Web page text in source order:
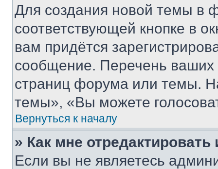
Для создания новой темы в
соответствующей кнопке в
вам придётся
сообщение. Перечень ваших
страниц форума или темы.
темы», «Вы можете
Вернуться к началу
» Как мне
Если вы не являетесь